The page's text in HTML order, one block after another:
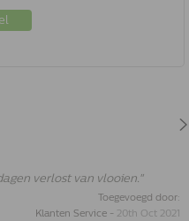
verlost van vlooien."
Toegevoegd door:
Klanten Service - 20th Oct 2021